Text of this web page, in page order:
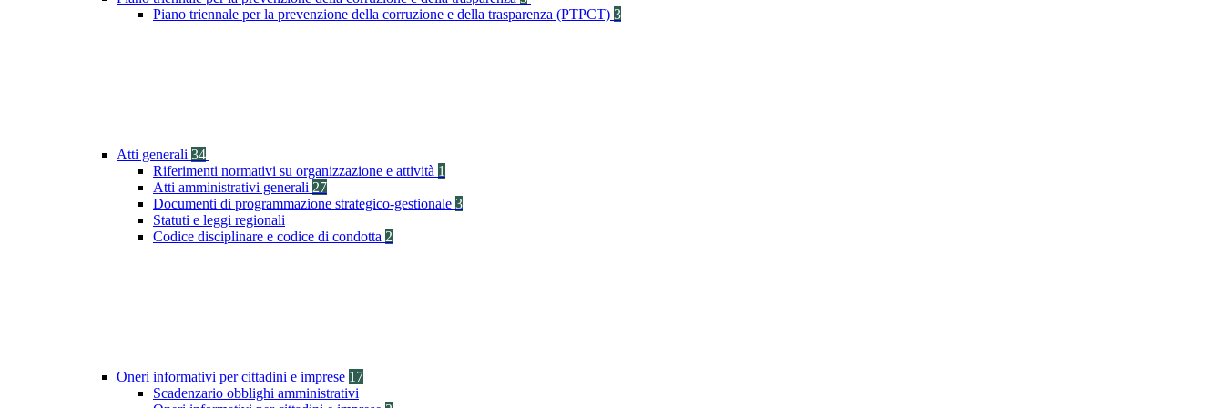
Piano triennale per la prevenzione della corruzione e della trasparenza (PTPCT) 3
Atti generali 34
Riferimenti normativi su organizzazione e attività 1
Atti amministrativi generali 27
Documenti di programmazione strategico-gestionale 3
Statuti e leggi regionali
Codice disciplinare e codice di condotta 2
Oneri informativi per cittadini e imprese 17
Scadenzario obblighi amministrativi